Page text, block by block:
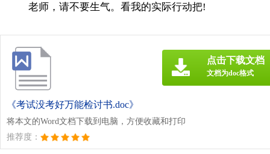
老师，请不要生气。看我的实际行动把!
《考试没考好万能检讨书.doc》
将本文的Word文档下载到电脑，方便收藏和打印
推荐度：
点击下载文档
文档为doc格式